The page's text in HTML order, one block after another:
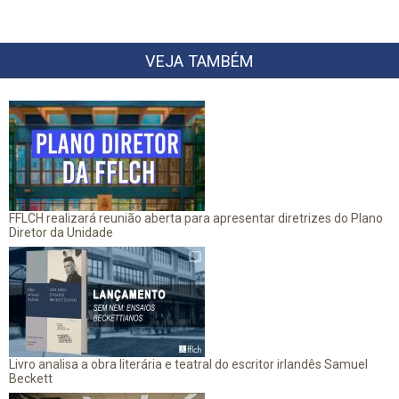
VEJA TAMBÉM
FFLCH realizará reunião aberta para apresentar diretrizes do Plano
Diretor da Unidade
Livro analisa a obra literária e teatral do escritor irlandês Samuel
Beckett